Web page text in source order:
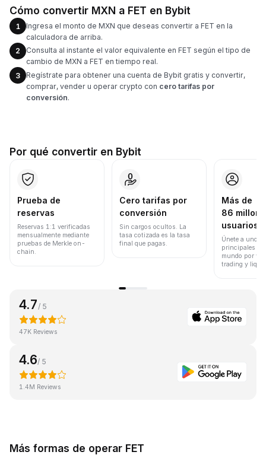
Cómo convertir MXN a FET en Bybit
1
Ingresa el monto de MXN que deseas convertir a FET en la
calculadora de arriba.
2
Consulta al instante el valor equivalente en FET según el tipo de
cambio de MXN a FET en tiempo real.
3
Regístrate para obtener una cuenta de Bybit gratis y convertir,
comprar, vender u operar crypto con cero tarifas por
conversión.
Por qué convertir en Bybit
Prueba de
reservas
Reservas 1:1 verificadas
mensualmente mediante
pruebas de Merkle on-
chain.
Cero tarifas por
conversión
Sin cargos ocultos. La
tasa cotizada es la tasa
final que pagas.
Más de
86
usuarios
Únete a uno
principales
mundo por
trading y
4.7 / 5
47K Reviews
4.6/ 5
1.4M Reviews
Más formas de operar FET